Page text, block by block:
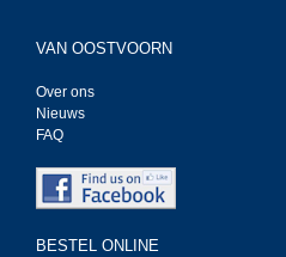
VAN OOSTVOORN
Over ons
Nieuws
FAQ
BESTEL ONLINE